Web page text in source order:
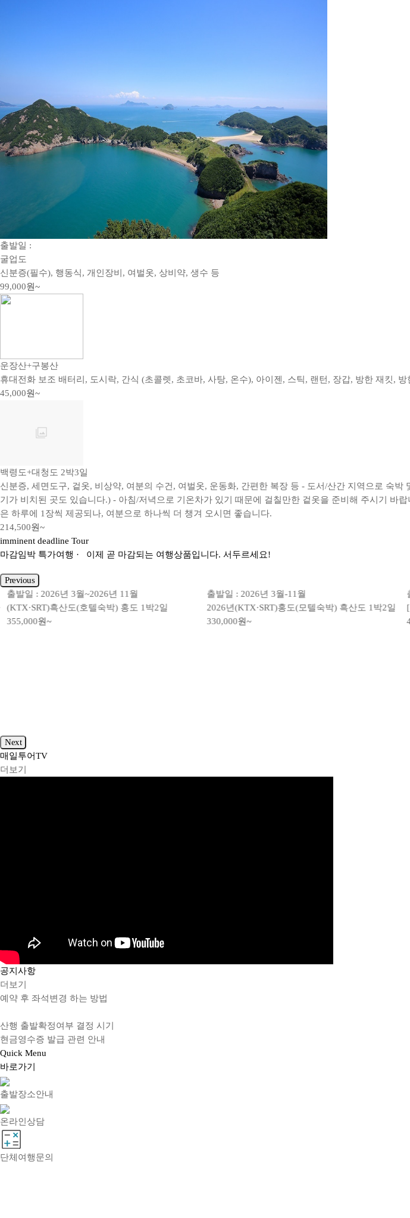
출발일 :
굴업도
신분증(필수), 행동식, 개인장비, 여벌옷, 상비약, 생수 등
99,000원~
운장산+구봉산
휴대전화 보조 배터리, 도시락, 간식 (초콜렛, 초코바, 사탕, 온수), 아이젠, 스틱, 랜턴, 장갑, 방한 재킷,
45,000원~
백령도+대청도 2박3일
신분증, 세면도구, 겉옷, 비상약, 여분의 수건, 여벌옷, 운동화, 간편한 복장 등 - 도서/산간 지역으로 숙
기가 비치된 곳도 있습니다.) - 아침/저녁으로 기온차가 있기 때문에 걸칠만한 겉옷을 준비해 주시기 바
은 하루에 1장씩 제공되나, 여분으로 하나씩 더 챙겨 오시면 좋습니다.
214,500원~
imminent deadline Tour
마감임박 특가여행 · 이제 곧 마감되는 여행상품입니다. 서두르세요!
Previous
출발일 : 2026년 3월~2026년 11월
(KTX·SRT)흑산도(호텔숙박) 홍도 1박2일
355,000원~
출발일 : 2026년 3월-11월
2026년(KTX·SRT)홍도(모텔숙박) 흑산도 1박2일
330,000원~
[
Next
매일투어TV
더보기
공지 사항
더보기
예약 후 좌석변경 하는 방법
산행 출발확정여부 결정 시기
현금영수증 발급 관련 안내
Quick Menu
바로가기
출발장소안내
온라인상담
단체여행문의